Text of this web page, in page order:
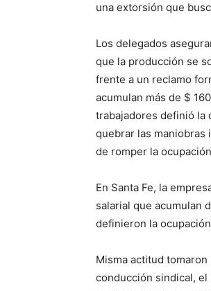
una extorsión que
Los delegados
que la producción se
frente a un reclamo
acumulan más de $
trabajadores definió la
quebrar las maniobras
de romper la
En Santa Fe, la
salarial que acumulan
definieron la
Misma actitud
conducción sindical,